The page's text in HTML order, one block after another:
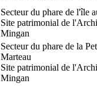
Secteur du phare de l'île
Site patrimonial de
Mingan
Secteur du phare de la
Marteau
Site patrimonial de
Mingan